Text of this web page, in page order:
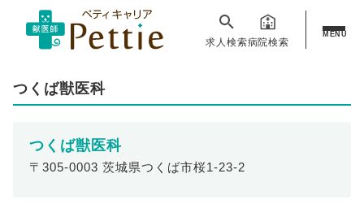
求人検索病院検索
MENU
つくば獣医科
つくば獣医科
〒305-0003 茨城県つくば市桜1-23-2